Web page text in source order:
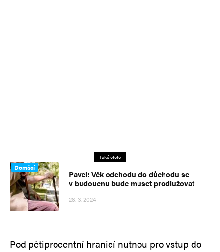
Také čtěte
Domácí
Pavel: Věk odchodu do důchodu se
v budoucnu bude muset prodlužovat
28. 3. 2024
Pod pětiprocentní hranicí nutnou pro vstup do